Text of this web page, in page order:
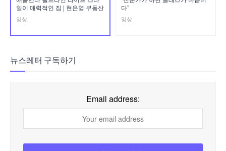
일이 매력적인 집 | 현은영 부동산
영상
다”
영상
뉴스레터 구독하기
Email address: